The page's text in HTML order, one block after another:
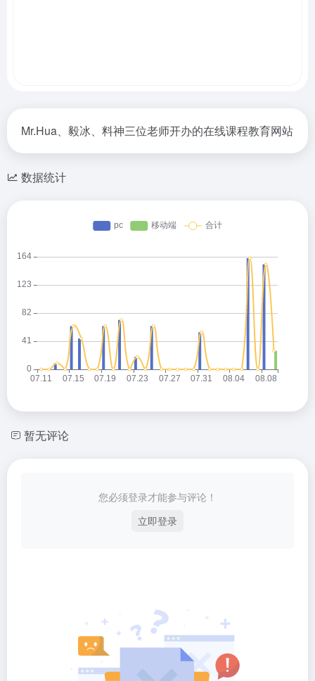
Mr.Hua、毅冰、料神三位老师开办的在线课程教育网站
数据统计
暂无评论
您必须登录才能参与评论！
立即登录